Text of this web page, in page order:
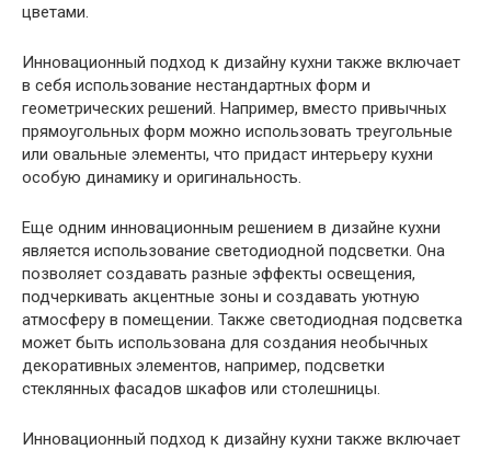
цветами.
Инновационный подход к дизайну кухни также включает
в себя использование нестандартных форм и
геометрических решений. Например, вместо привычных
прямоугольных форм можно использовать треугольные
или овальные элементы, что придаст интерьеру кухни
особую динамику и оригинальность.
Еще одним инновационным решением в дизайне кухни
является использование светодиодной подсветки. Она
позволяет создавать разные эффекты освещения,
подчеркивать акцентные зоны и создавать уютную
атмосферу в помещении. Также светодиодная подсветка
может быть использована для создания необычных
декоративных элементов, например, подсветки
стеклянных фасадов шкафов или столешницы.
Инновационный подход к дизайну кухни также включает